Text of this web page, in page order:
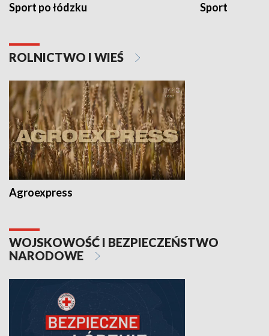
Sport po łódzku Sport
ROLNICTWO I WIEŚ
Agroexpress
WOJSKOWOŚĆ I BEZPIECZEŃSTWO
NARODOWE